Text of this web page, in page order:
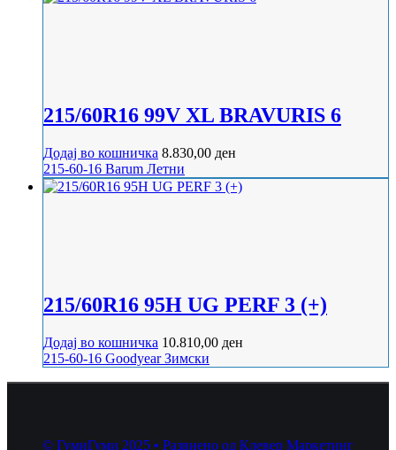
215/60R16 99V XL BRAVURIS 6
Додај во кошничка 8.830,00 ден
215-60-16 Barum Летни
215/60R16 95H UG PERF 3 (+)
Додај во кошничка 10.810,00 ден
215-60-16 GoodyearЗимски
© ГумиГуми 2025 • Развиено од Клевер Маркетинг